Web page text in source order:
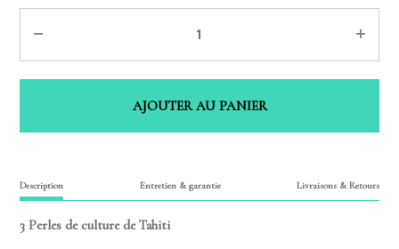
AJOUTER AU PANIER
Description Entretien & garantie Livraisons & Retours
3 Perles de culture de Tahiti